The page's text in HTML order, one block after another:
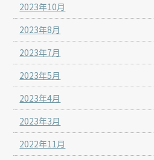
2023年10月
2023年8月
2023年7月
2023年5月
2023年4月
2023年3月
2022年11月